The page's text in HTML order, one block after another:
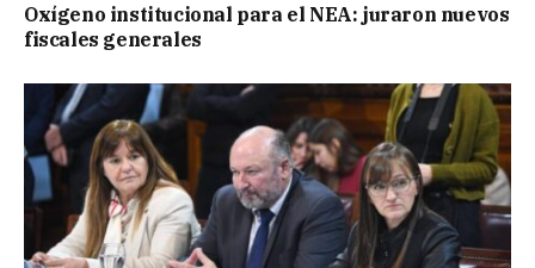
Oxígeno institucional para el NEA: juraron nuevos
fiscales generales